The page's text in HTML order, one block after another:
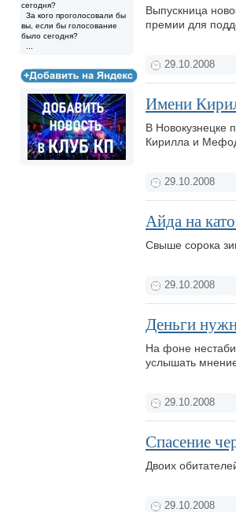
сегодня?
За кого проголосовали бы
вы, если бы голосование
было сегодня?
Выпускница
премии для
29.10.2008
Имени
В Новокузнецке
Кирилла и
29.10.2008
Айда на
Свыше сорока
29.10.2008
Деньги
На фоне
услышать
29.10.2008
Спасение
Двоих
29.10.2008